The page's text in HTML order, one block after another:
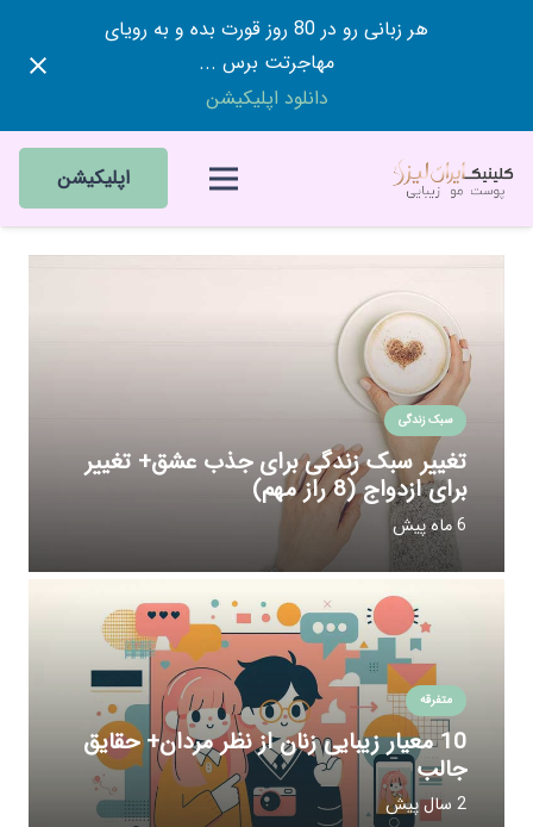
هر زبانی رو در 80 روز قورت بده و به رویای
مهاجرتت برس ...
دانلود اپلیکیشن
اپلیکیشن
سبک زندگی
تغییر سبک زندگی برای جذب عشق+ تغییر
برای ازدواج (8 راز مهم)
6 ماه پیش
متفرقه
10 معیار زیبایی زنان از نظر مردان+ حقایق
جالب
2 سال پیش